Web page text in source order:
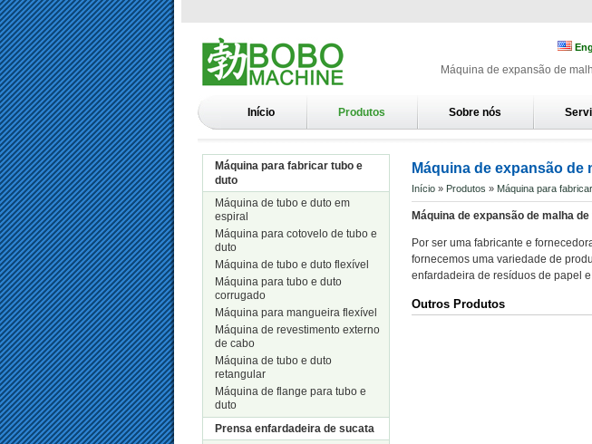
Máquina de expansão de
Início Produtos Sobre nós
Máquina para fabricar tubo e
duto
Máquina de tubo e duto em
espiral
Máquina para cotovelo de tubo e
duto
Máquina de tubo e duto flexível
Máquina para tubo e duto
corrugado
Máquina para mangueira flexível
Máquina de revestimento externo
de cabo
Máquina de tubo e duto
retangular
Máquina de flange para tubo e
duto
Prensa enfardadeira de sucata
Máquina de expansão de
Início» Produtos » Máquina para
Máquina de expansão de malha
Por ser uma fabricante e
fornecemos uma variedade de
enfardadeira de resíduos de papel
Outros Produtos